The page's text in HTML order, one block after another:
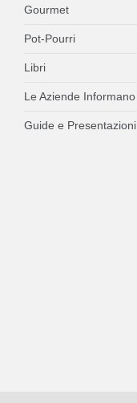
Gourmet
Pot-Pourri
Libri
Le Aziende Informano
Guide e Presentazioni